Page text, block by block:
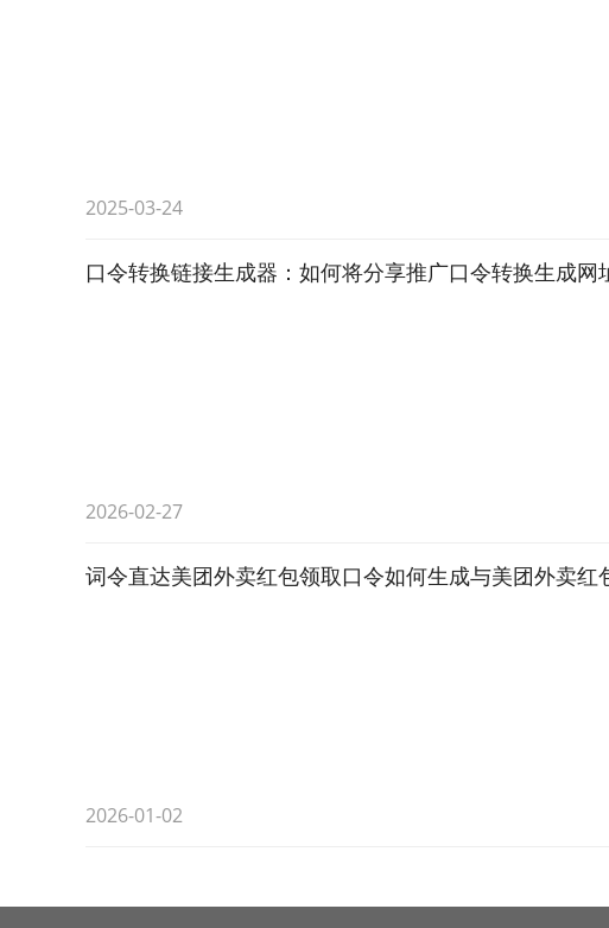
2025-03-24
口令转换链接生成器：如何将分享推广口令转换生成网
2026-02-27
词令直达美团外卖红包领取口令如何生成与美团外卖红
2026-01-02